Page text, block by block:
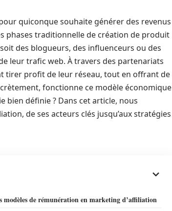
quiconque souhaite générer des revenus
phases traditionnelle de création de produit
des blogueurs, des influenceurs ou des
leur trafic web. À travers des partenariats
tirer profit de leur réseau, tout en offrant de
fonctionne ce modèle économique
bien définie ? Dans cet article, nous
de ses acteurs clés jusqu’aux stratégies
modèles de rémunération en marketing d’affiliation